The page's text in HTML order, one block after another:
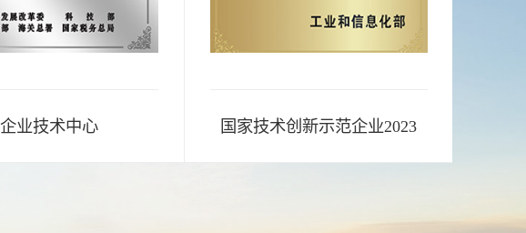
企业技术中心 国家技术创新示范企业2023